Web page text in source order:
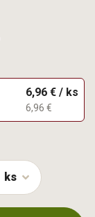
6,96 € / ks
6,96 €
ks